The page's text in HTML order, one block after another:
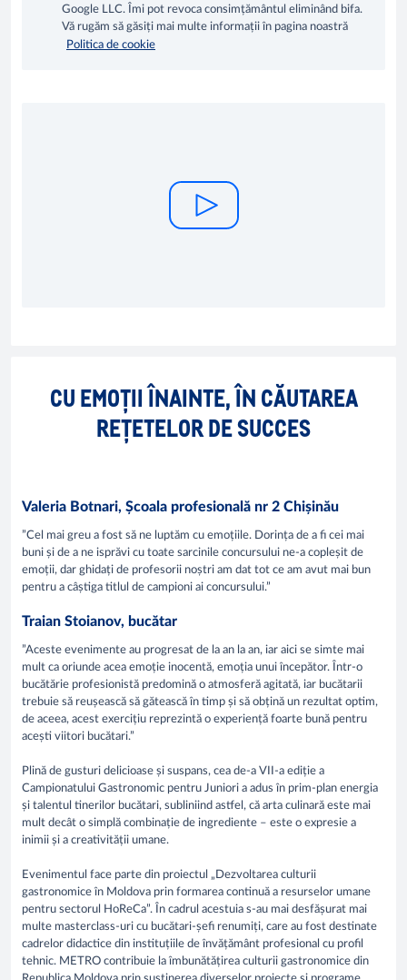
Google LLC. Îmi pot revoca consimțământul eliminând bifa.
Vă rugăm să găsiți mai multe informații în pagina noastră
Politica de cookie
CU EMOȚII ÎNAINTE, ÎN CĂUTAREA
REȚETELOR DE SUCCES
Valeria Botnari, Școala profesională nr 2 Chișinău
”Cel mai greu a fost să ne luptăm cu emoțiile. Dorința de a fi cei mai
buni și de a ne isprăvi cu toate sarcinile concursului ne-a copleșit de
emoții, dar ghidați de profesorii noștri am dat tot ce am avut mai bun
pentru a câștiga titlul de campioni ai concursului.”
Traian Stoianov, bucătar
”Aceste evenimente au progresat de la an la an, iar aici se simte mai
mult ca oriunde acea emoție inocentă, emoția unui începător. Într-o
bucătărie profesionistă predomină o atmosferă agitată, iar bucătarii
trebuie să reușească să gătească în timp și să obțină un rezultat optim,
de aceea, acest exercițiu reprezintă o experiență foarte bună pentru
acești viitori bucătari.”
Plină de gusturi delicioase și suspans, cea de-a VII-a ediție a
Campionatului Gastronomic pentru Juniori a adus în prim-plan energia
și talentul tinerilor bucătari, subliniind astfel, că arta culinară este mai
mult decât o simplă combinație de ingrediente – este o expresie a
inimii și a creativității umane.
Evenimentul face parte din proiectul „Dezvoltarea culturii
gastronomice în Moldova prin formarea continuă a resurselor umane
pentru sectorul HoReCa”. În cadrul acestuia s-au mai desfășurat mai
multe masterclass-uri cu bucătari-șefi renumiți, care au fost destinate
cadrelor didactice din instituțiile de învățământ profesional cu profil
tehnic. METRO contribuie la îmbunătățirea culturii gastronomice din